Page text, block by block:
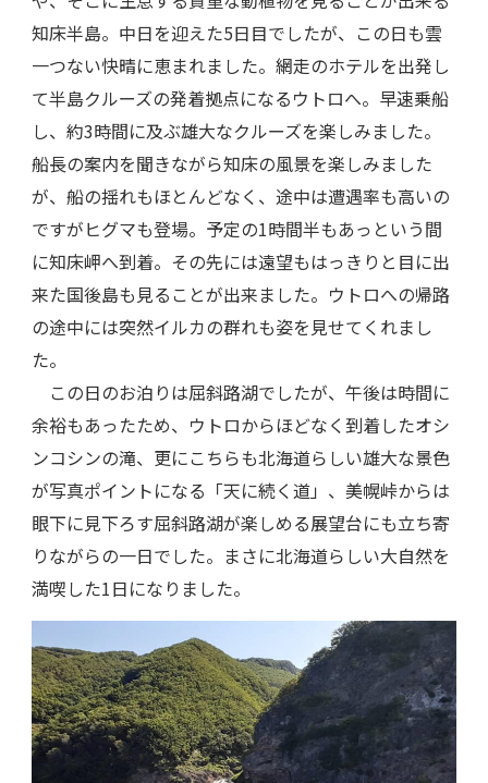
知床半島。中日を迎えた5日目でしたが、この日も雲
一つない快晴に恵まれました。網走のホテルを出発し
て半島クルーズの発着拠点になるウトロへ。早速乗船
し、約3時間に及ぶ雄大なクルーズを楽しみました。
船長の案内を聞きながら知床の風景を楽しみました
が、船の揺れもほとんどなく、途中は遭遇率も高いの
ですがヒグマも登場。予定の1時間半もあっという間
に知床岬へ到着。その先には遠望もはっきりと目に出
来た国後島も見ることが出来ました。ウトロへの帰路
の途中には突然イルカの群れも姿を見せてくれまし
た。
この日のお泊りは屈斜路湖でしたが、午後は時間に
余裕もあったため、ウトロからほどなく到着したオシ
ンコシンの滝、更にこちらも北海道らしい雄大な景色
が写真ポイントになる「天に続く道」、美幌峠からは
眼下に見下ろす屈斜路湖が楽しめる展望台にも立ち寄
りながらの一日でした。まさに北海道らしい大自然を
満喫した1日になりました。